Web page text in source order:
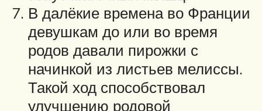
В далёкие времена во Франции
девушкам до или во время
родов давали пирожки с
начинкой из листьев мелиссы.
Такой ход способствовал
улучшению родовой